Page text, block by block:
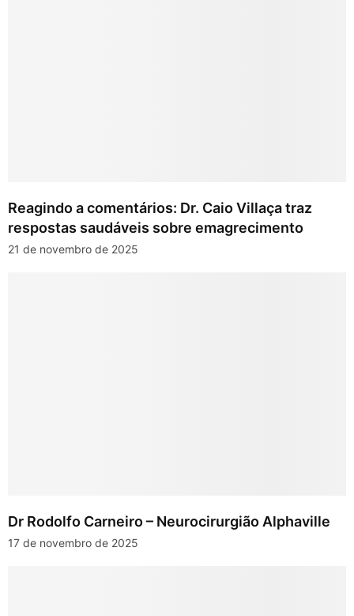
Reagindo a comentários: Dr. Caio Villaça traz
respostas saudáveis sobre emagrecimento
21 de novembro de 2025
Dr Rodolfo Carneiro – Neurocirurgião Alphaville
17 de novembro de 2025